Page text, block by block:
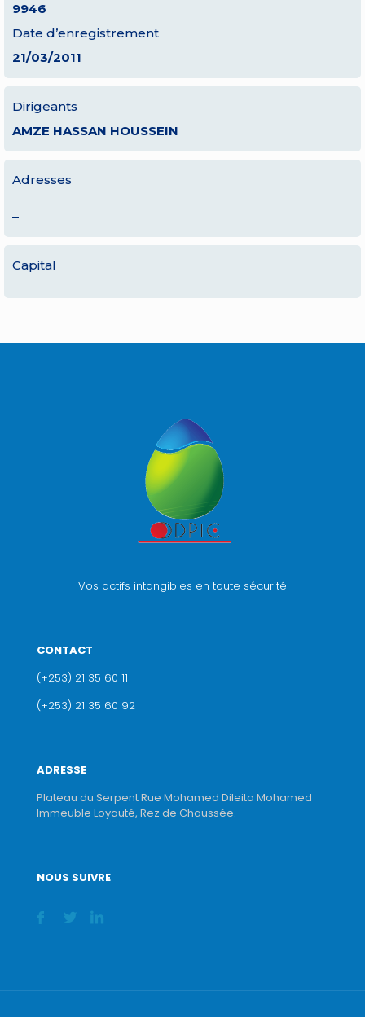
9946
Date d’enregistrement
21/03/2011
Dirigeants
AMZE HASSAN HOUSSEIN
Adresses
–
Capital
Vos actifs intangibles en toute sécurité
CONTACT
(+253) 21 35 60 11
(+253) 21 35 60 92
ADRESSE
Plateau du Serpent Rue Mohamed Dileita Mohamed
Immeuble Loyauté, Rez de Chaussée.
NOUS SUIVRE